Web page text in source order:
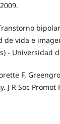
de vida e
- Universidad
F,
J R Soc Promot